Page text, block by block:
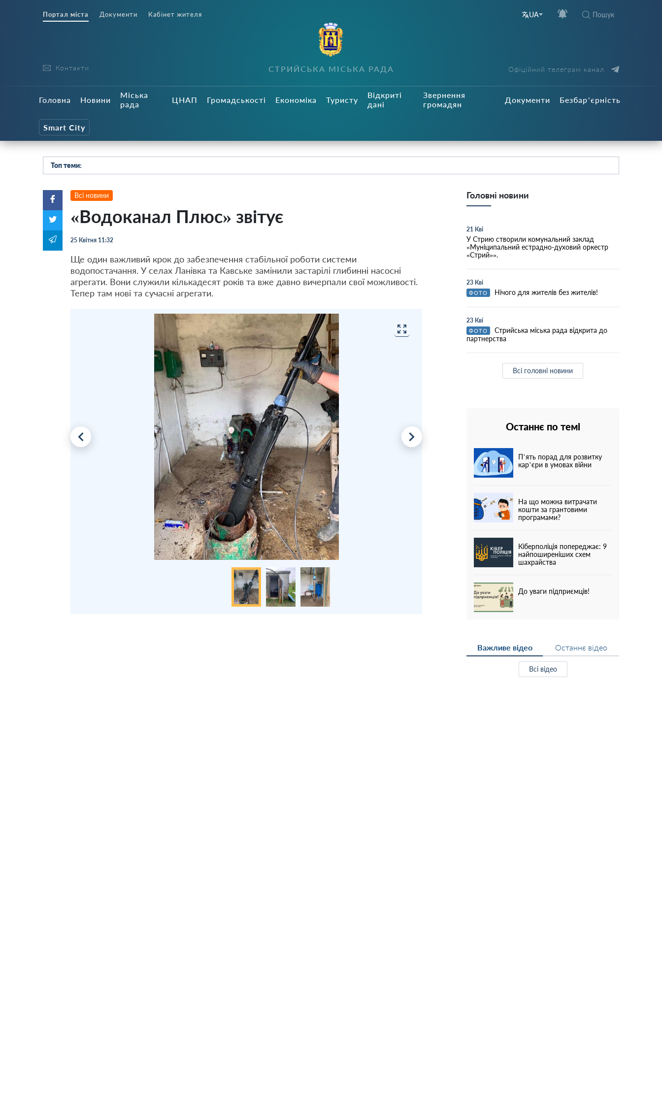
Портал міста Документи Кабінет жителя UA Пошук
Контакти СТРИЙСЬКА МІСЬКА РАДА Офіційний телеграм канал
Головна Новини
Міська
рада
ЦНАП Громадськості Економіка Туристу
Відкриті
дані
Звернення
громадян
Документи Безбар’єрність
Smart City
Топ теми:
Всі новини
«Водоканал Плюс» звітує
25 Квітня 11:32
Ще один важливий крок до забезпечення стабільної роботи системи
водопостачання. У селах Ланівка та Кавське замінили застарілі глибинні насосні
агрегати. Вони служили кількадесят років та вже давно вичерпали свої можливості.
Тепер там нові та сучасні агрегати.
Головні новини
21 Кві
У Стрию створили комунальний заклад
«Муніципальний естрадно-духовий оркестр
«Стрий»».
23 Кві
ФОТО Нічого для жителів без жителів!
23 Кві
ФОТО
Стрийська міська рада відкрита до
партнерства
Всі головні новини
Останнє по темі
П’ять порад для розвитку
кар’єри в умовах війни
На що можна витрачати
кошти за грантовими
програмами?
Кіберполіція попереджає: 9
найпоширеніших схем
шахрайства
До уваги підприємців!
Важливе відео Останнє відео
Всі відео